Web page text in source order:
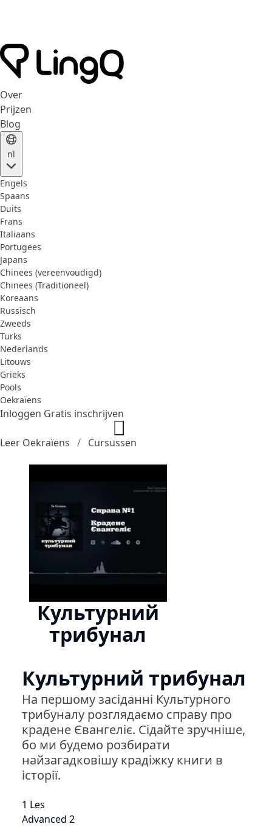
Over
Prijzen
Blog
nl
Engels
Spaans
Duits
Frans
Italiaans
Portugees
Japans
Chinees (vereenvoudigd)
Chinees (Traditioneel)
Koreaans
Russisch
Zweeds
Turks
Nederlands
Litouws
Grieks
Pools
Oekraïens
Inloggen Gratis inschrijven
Leer Oekraïens Cursussen
Культурний
трибунал
Культурний трибунал
На першому засіданні Культурного
трибуналу розглядаємо справу про
крадене Євангеліє. Сідайте зручніше,
бо ми будемо розбирати
найзагадковішу крадіжку книги в
історії.
1 Les
Advanced 2